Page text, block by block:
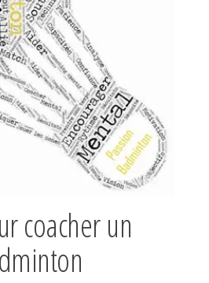
coacher un